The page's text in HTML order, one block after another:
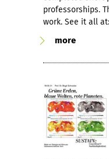
professorships.
work. See it all at:
more